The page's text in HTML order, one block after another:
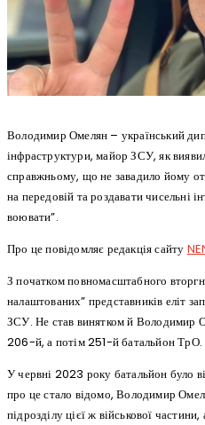
Володимир Омелян – український
інфраструктури, майор ЗСУ, як
справжньому, що не завадило йому
на передовій та роздавати чисельні
воювати”.
Про це повідомляє редакція сайту
З початком повномасштабного
налаштованих” представників еліт
ЗСУ. Не став винятком й Володимир
206-й, а потім 251-й батальйон ТрО.
У червні 2023 року батальйон було
про це стало відомо, Володимир
підрозділу цієї ж військової